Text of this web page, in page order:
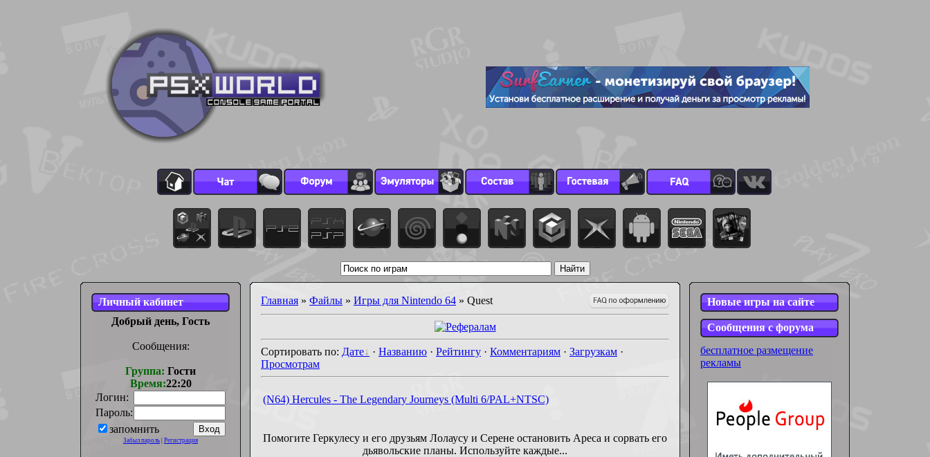
Личный кабинет
Добрый день, Гость
Сообщения:
Группа: Гости
Время:22:20
Логин:
Пароль:
запомнить
Забыл пароль Регистрация
Главная » Файлы » Игры для Nintendo 64 » Quest
Сортировать по: Дате · Названию · Рейтингу · Комментариям · Загрузкам ·
Просмотрам
(N64) Hercules - The Legendary Journeys (Multi 6/PAL+NTSC)
Помогите Геркулесу и его друзьям Лолаусу и Серене остановить Ареса и сорвать его
дьявольские планы. Используйте каждые...
Новые игры на сайте
Сообщения с форума
бесплатное размещение
рекламы